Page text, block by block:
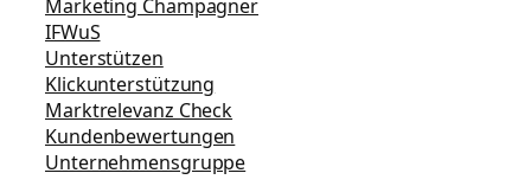
Marketing Champagner
IFWuS
Unterstützen
Klickunterstützung
Marktrelevanz Check
Kundenbewertungen
Unternehmensgruppe